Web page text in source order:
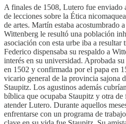
A finales de 1508, Lutero fue enviado
de lecciones sobre la Ética
de artes. Martín estaba acostumbrado
Wittenberg le resultó una población
asociación con esta urbe iba a resultar
Federico dispensaba su respaldo a
interés en su universidad. Aprobada
en 1502 y confirmada por el papa en
vicario general de la provincia sajona
Staupitz. Los agustinos además
bíblica que ocupaba Staupitz y otra
atender Lutero. Durante aquellos
enfrentarse con un programa de